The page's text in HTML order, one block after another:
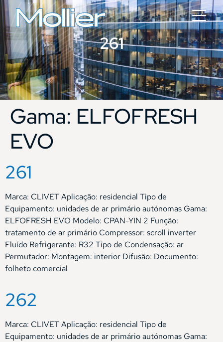
261
Gama: ELFOFRESH
EVO
261
Marca: CLIVET Aplicação: residencial Tipo de
Equipamento: unidades de ar primário autónomas Gama:
ELFOFRESH EVO Modelo: CPAN-YIN 2 Função:
tratamento de ar primário Compressor: scroll inverter
Fluído Refrigerante: R32 Tipo de Condensação: ar
Permutador: Montagem: interior Difusão: Documento:
folheto comercial
262
Marca: CLIVET Aplicação: residencial Tipo de
Equipamento: unidades de ar primário autónomas Gama: